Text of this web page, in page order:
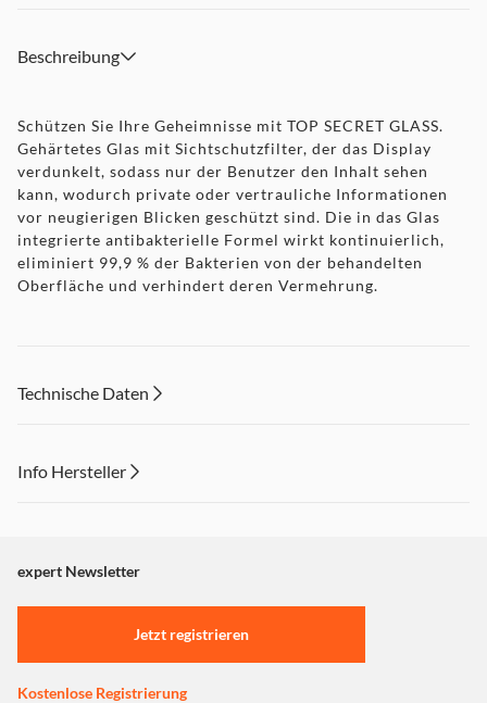
Beschreibung
Schützen Sie Ihre Geheimnisse mit TOP SECRET GLASS.
Gehärtetes Glas mit Sichtschutzfilter, der das Display
verdunkelt, sodass nur der Benutzer den Inhalt sehen
kann, wodurch private oder vertrauliche Informationen
vor neugierigen Blicken geschützt sind. Die in das Glas
integrierte antibakterielle Formel wirkt kontinuierlich,
eliminiert 99,9 % der Bakterien von der behandelten
Oberfläche und verhindert deren Vermehrung.
Technische Daten
Info Hersteller
"Marketing".
Einstellungen anpassen
expert Newsletter
Jetzt registrieren
Kostenlose Registrierung